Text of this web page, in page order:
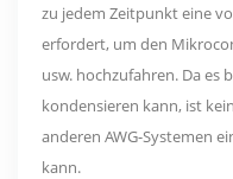
zu jedem Zeitpunkt eine
erfordert, um den
usw. hochzufahren. Da es
kondensieren kann, ist
anderen AWG-Systemen
kann.